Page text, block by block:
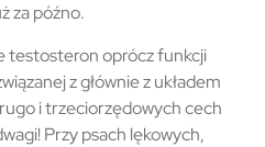
za późno.
testosteron oprócz funkcji
z głównie z układem
i trzeciorzędowych cech
Przy psach lękowych,